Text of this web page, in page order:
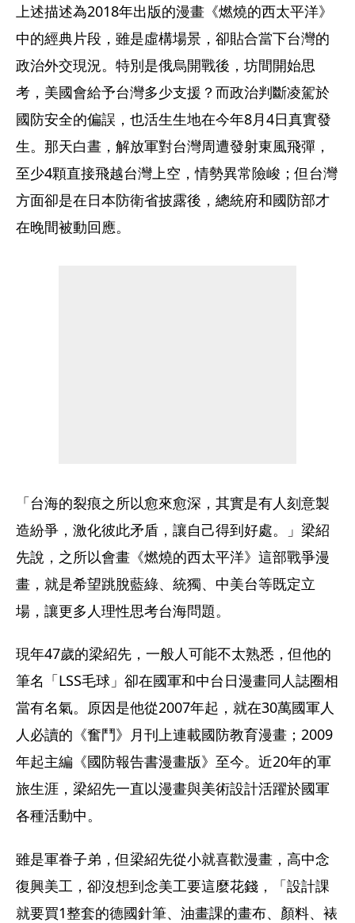
上述描述為2018年出版的漫畫《燃燒的西太平洋》
中的經典片段，雖是虛構場景，卻貼合當下台灣的
政治外交現況。特別是俄烏開戰後，坊間開始思
考，美國會給予台灣多少支援？而政治判斷凌駕於
國防安全的偏誤，也活生生地在今年8月4日真實發
生。那天白晝，解放軍對台灣周遭發射東風飛彈，
至少4顆直接飛越台灣上空，情勢異常險峻；但台灣
方面卻是在日本防衛省披露後，總統府和國防部才
在晚間被動回應。
「台海的裂痕之所以愈來愈深，其實是有人刻意製
造紛爭，激化彼此矛盾，讓自己得到好處。」梁紹
先說，之所以會畫《燃燒的西太平洋》這部戰爭漫
畫，就是希望跳脫藍綠、統獨、中美台等既定立
場，讓更多人理性思考台海問題。
現年47歲的梁紹先，一般人可能不太熟悉，但他的
筆名「LSS毛球」卻在國軍和中台日漫畫同人誌圈相
當有名氣。原因是他從2007年起，就在30萬國軍人
人必讀的《奮鬥》月刊上連載國防教育漫畫；2009
年起主編《國防報告書漫畫版》至今。近20年的軍
旅生涯，梁紹先一直以漫畫與美術設計活躍於國軍
各種活動中。
雖是軍眷子弟，但梁紹先從小就喜歡漫畫，高中念
復興美工，卻沒想到念美工要這麼花錢，「設計課
就要買1整套的德國針筆、油畫課的畫布、顏料、裱